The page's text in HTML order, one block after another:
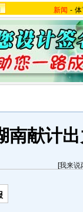
新闻 -
南献计
[我来说